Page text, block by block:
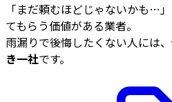
「まだ頼むほどじゃないかも…
てもらう価値がある業者。
雨漏りで後悔したくない人には、
き一社です。